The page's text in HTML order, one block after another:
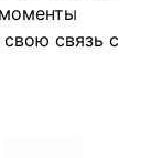
связь с